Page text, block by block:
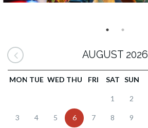
AUGUST 2026
MON TUE WED THU FRI SAT SUN
1 2
3 4 5 6 7 8 9